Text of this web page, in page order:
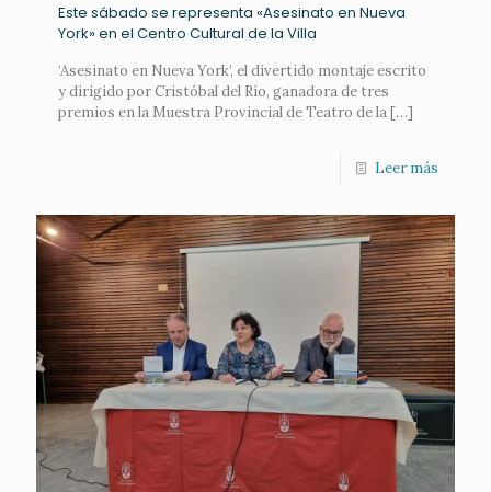
Este sábado se representa «Asesinato en Nueva
York» en el Centro Cultural de la Villa
‘Asesinato en Nueva York’, el divertido montaje escrito
y dirigido por Cristóbal del Río, ganadora de tres
premios en la Muestra Provincial de Teatro de la[…]
Leer más